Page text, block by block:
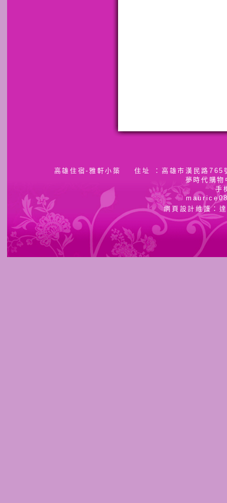
高雄住宿-雅軒小築
住址 ：高雄市漢民路765
夢時代購
手機
網頁設計維護：